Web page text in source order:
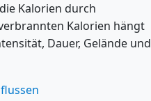
Kalorien durch
Kalorien hängt
Dauer, Gelände und